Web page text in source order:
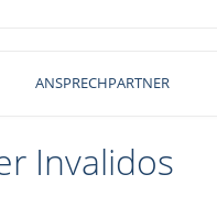
ANSPRECHPARTNER
Invalidos